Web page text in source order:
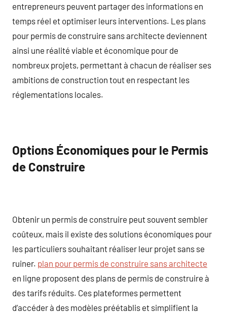
entrepreneurs peuvent partager des informations en
temps réel et optimiser leurs interventions. Les plans
pour permis de construire sans architecte deviennent
ainsi une réalité viable et économique pour de
nombreux projets, permettant à chacun de réaliser ses
ambitions de construction tout en respectant les
réglementations locales.
Options Économiques pour le Permis
de Construire
Obtenir un permis de construire peut souvent sembler
coûteux, mais il existe des solutions économiques pour
les particuliers souhaitant réaliser leur projet sans se
ruiner. plan pour permis de construire sans architecte
en ligne proposent des plans de permis de construire à
des tarifs réduits. Ces plateformes permettent
d’accéder à des modèles préétablis et simplifient la